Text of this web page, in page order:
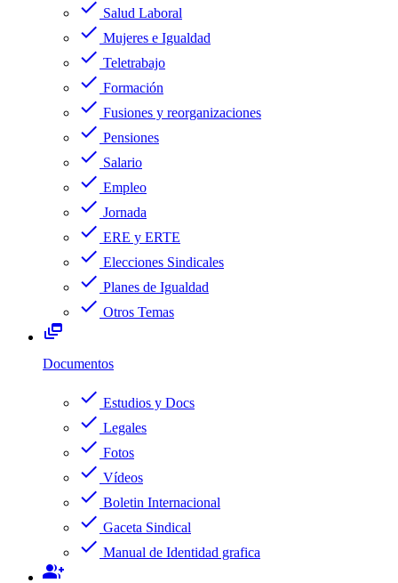
check Salud Laboral
check Mujeres e Igualdad
check Teletrabajo
check Formación
check Fusiones y reorganizaciones
check Pensiones
check Salario
check Empleo
check Jornada
check ERE y ERTE
check Elecciones Sindicales
check Planes de Igualdad
check Otros Temas
dynamic_feed
Documentos
check Estudios y Docs
check Legales
check Fotos
check Vídeos
check Boletin Internacional
check Gaceta Sindical
check Manual de Identidad grafica
group_add